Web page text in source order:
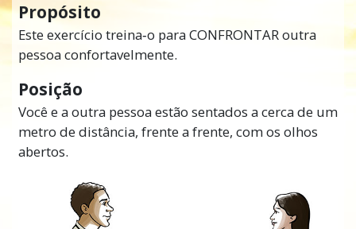
Propósito
Este exercício treina‑o paraCONFRONTARoutra
pessoa confortavelmente.
Posição
Você e a outra pessoa estão sentados a cerca de um
metro de distância, frente a frente, com os olhos
abertos.